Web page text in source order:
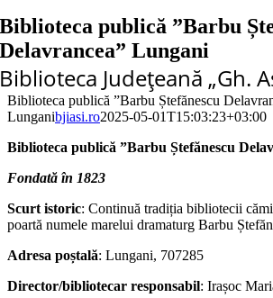
Biblioteca publică ”Barbu
Delavrancea” Lungani
Biblioteca Judeţeană „Gh.
Biblioteca publică ”Barbu Ștefănescu
Lunganibjiasi.ro2025-05-01T15:03:23+03:00
Biblioteca publică ”Barbu Ștefănescu
Fondată în 1823
Scurt istoric: Continuă tradiția bibliotecii
poartă numele marelui dramaturg Barbu
Adresa poștală: Lungani, 707285
Director/bibliotecar responsabil: Irașoc